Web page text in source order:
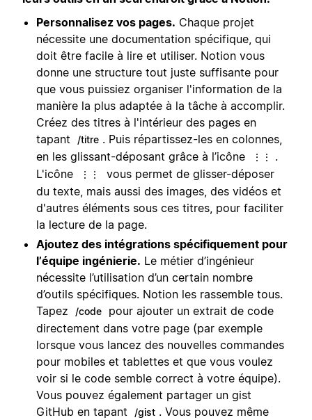
Personnalisez vos pages. Chaque projet
nécessite une documentation spécifique, qui
doit être facile à lire et utiliser. Notion vous
donne une structure tout juste suffisante pour
que vous puissiez organiser l'information de la
manière la plus adaptée à la tâche à accomplir.
Créez des titres à l'intérieur des pages en
tapant
/titre . Puis répartissez-les en colonnes,
en les glissant-déposant grâce à l’icône
⋮⋮
.
L'icône
⋮⋮
vous permet de glisser-déposer
du texte, mais aussi des images, des vidéos et
d'autres éléments sous ces titres, pour faciliter
la lecture de la page.
Ajoutez des intégrations spécifiquement pour
l’équipe ingénierie. Le métier d’ingénieur
nécessite l’utilisation d’un certain nombre
d’outils spécifiques. Notion les rassemble tous.
Tapez
/code
pour ajouter un extrait de code
directement dans votre page (par exemple
lorsque vous lancez des nouvelles commandes
pour mobiles et tablettes et que vous voulez
voir si le code semble correct à votre équipe).
Vous pouvez également partager un gist
GitHub en tapant
/gist . Vous pouvez même